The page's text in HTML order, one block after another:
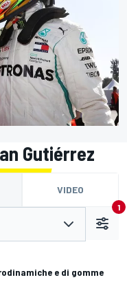
Gutiérrez
VIDEO
1
e di gomme